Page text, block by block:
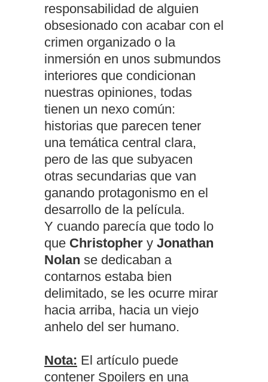
responsabilidad de alguien
obsesionado con acabar con el
crimen organizado o la
inmersión en unos submundos
interiores que condicionan
nuestras opiniones, todas
tienen un nexo común:
historias que parecen tener
una temática central clara,
pero de las que subyacen
otras secundarias que van
ganando protagonismo en el
desarrollo de la película.
Y cuando parecía que todo lo
que Christopher y Jonathan
Nolan se dedicaban a
contarnos estaba bien
delimitado, se les ocurre mirar
hacia arriba, hacia un viejo
anhelo del ser humano.
Nota: El artículo puede
contener Spoilers en una